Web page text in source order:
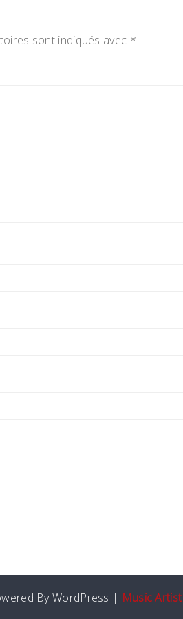
sont indiqués avec *
By WordPress | Music Artist